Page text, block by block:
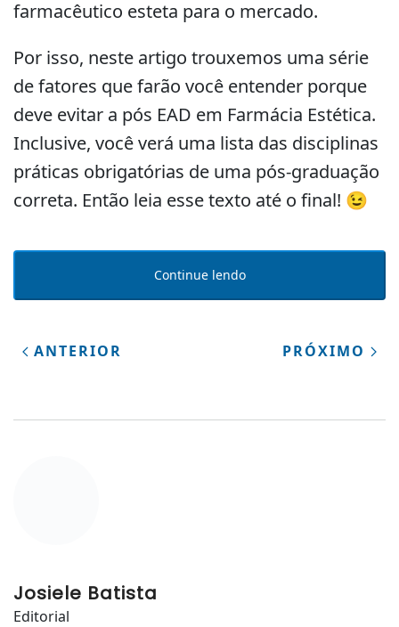
farmacêutico esteta para o mercado.
Por isso, neste artigo trouxemos uma série
de fatores que farão você entender porque
deve evitar a pós EAD em Farmácia Estética.
Inclusive, você verá uma lista das disciplinas
práticas obrigatórias de uma pós-graduação
correta. Então leia esse texto até o final! 😉
Continue lendo
ANTERIOR PRÓXIMO
Josiele Batista
Editorial